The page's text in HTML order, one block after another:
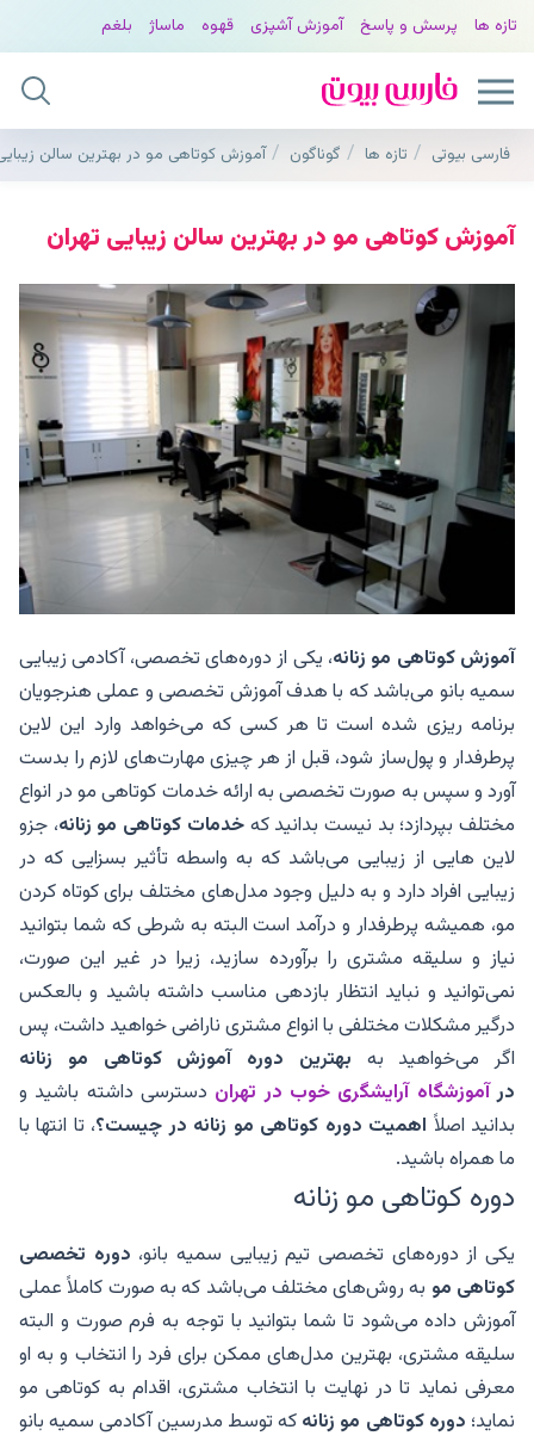
تازه ها پرسش و پاسخ آموزش آشپزی قهوه ماساژ بلغم
فارسی بیوتی تازه ها گوناگون آموزش کوتاهی مو در بهترین سالن
آموزش کوتاهی مو در بهترین سالن زیبایی تهران
آموزش کوتاهی مو زنانه، یکی از دوره‌های تخصصی، آکادمی زیبایی
سمیه بانو می‌باشد که با هدف آموزش تخصصی و عملی هنرجویان
برنامه ریزی شده است تا هر کسی که می‌خواهد وارد این لاین
پرطرفدار و پول‌ساز شود، قبل از هر چیزی مهارت‌های لازم را بدست
آورد و سپس به صورت تخصصی به ارائه خدمات کوتاهی مو در انواع
مختلف بپردازد؛ بد نیست بدانید کهخدمات کوتاهی مو زنانه، جزو
لاین هایی از زیبایی می‌باشد که به واسطه تأثیر بسزایی که در
زیبایی افراد دارد و به دلیل وجود مدل‌های مختلف برای کوتاه کردن
مو، همیشه پرطرفدار و درآمد است البته به شرطی که شما بتوانید
نیاز و سلیقه مشتری را برآورده سازید، زیرا در غیر این صورت،
نمی‌توانید و نباید انتظار بازدهی مناسب داشته باشید و بالعکس
درگیر مشکلات مختلفی با انواع مشتری ناراضی خواهید داشت، پس
اگر می‌خواهید به بهترین دوره آموزش کوتاهی مو زنانه
درآموزشگاه آرایشگری خوب در تهران دسترسی داشته باشید و
بدانید اصلاً اهمیت دوره کوتاهی مو زنانه در چیست؟، تا انتها با
ما همراه باشید.
دوره کوتاهی مو زنانه
یکی از دوره‌های تخصصی تیم زیبایی سمیه بانو، دوره تخصصی
کوتاهی مو به روش‌های مختلف می‌باشد که به صورت کاملاً عملی
آموزش داده می‌شود تا شما بتوانید با توجه به فرم صورت و البته
سلیقه مشتری، بهترین مدل‌های ممکن برای فرد را انتخاب و به او
معرفی نماید تا در نهایت با انتخاب مشتری، اقدام به کوتاهی مو
نماید؛ دوره کوتاهی مو زنانهکه توسط مدرسین آکادمی سمیه بانو